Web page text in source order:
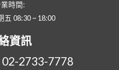
時間:
五 08:30 ~ 18:00
資訊
2733-7778